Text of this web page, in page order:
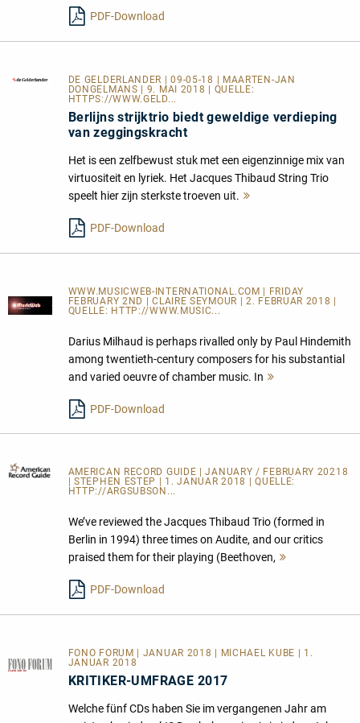
PDF-Download
DE GELDERLANDER | 09-05-18 | MAARTEN-JAN
DONGELMANS | 9. MAI 2018 | QUELLE:
HTTPS://WWW.GELD...
Berlijns strijktrio biedt geweldige verdieping
van zeggingskracht
Het is een zelfbewust stuk met een eigenzinnige mix van
virtuositeit en lyriek. Het Jacques Thibaud String Trio
speelt hier zijn sterkste troeven uit.
PDF-Download
WWW.MUSICWEB-INTERNATIONAL.COM | FRIDAY
FEBRUARY 2ND | CLAIRE SEYMOUR | 2. FEBRUAR 2018 |
QUELLE: HTTP://WWW.MUSIC...
Darius Milhaud is perhaps rivalled only by Paul Hindemith
among twentieth-century composers for his substantial
and varied oeuvre of chamber music. In
PDF-Download
AMERICAN RECORD GUIDE
| JANUARY / FEBRUARY 20218
| STEPHEN ESTEP | 1. JANUAR 2018 | QUELLE:
HTTP://ARGSUBSON...
We’ve reviewed the Jacques Thibaud Trio (formed in
Berlin in 1994) three times on Audite, and our critics
praised them for their playing (Beethoven,
PDF-Download
FONO FORUM | JANUAR 2018 | MICHAEL KUBE | 1.
JANUAR 2018
KRITIKER-UMFRAGE 2017
Welche fünf CDs haben Sie im vergangenen Jahr am